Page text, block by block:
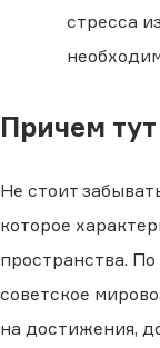
стресса
Причем
Не стоит
которое
пространства.
советское
на достижения,